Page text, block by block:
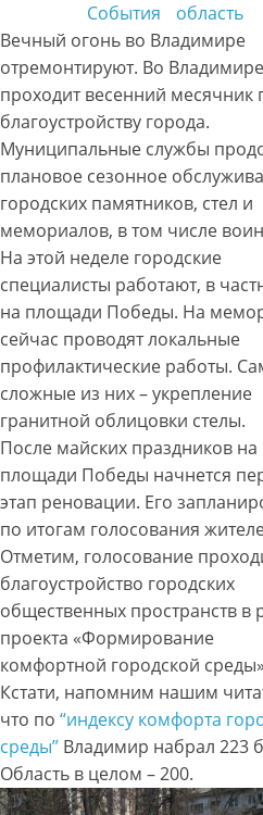
События
область
Вечный огонь во Владимире
отремонтируют. Во Владимире
проходит весенний месячник
благоустройству города.
Муниципальные службы
плановое сезонное
городских памятников, стел и
мемориалов, в том числе
На этой неделе городские
специалисты работают, в
на площади Победы. На
сейчас проводят локальные
профилактические работы.
сложные из них – укрепление
гранитной облицовки стелы.
После майских праздников на
площади Победы начнется
этап реновации. Его
по итогам голосования
Отметим, голосование
благоустройство городских
общественных пространств в
проекта «Формирование
комфортной городской
Кстати, напомним нашим
что по “индексу комфорта
среды” Владимир набрал 223
Область в целом – 200.